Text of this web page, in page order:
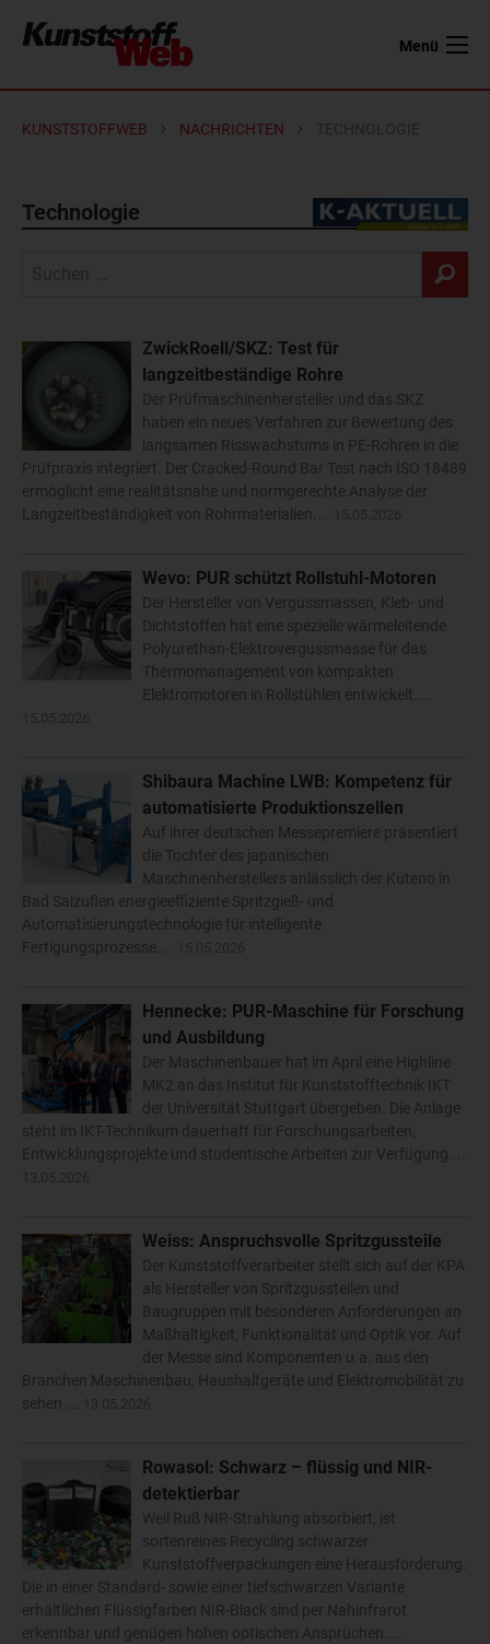
Menü
KUNSTSTOFFWEB NACHRICHTEN
Technologie
ZwickRoell/SKZ: Test für
langzeitbeständige Rohre
Der Prüfmaschinenhersteller und das SKZ
haben ein neues Verfahren zur Bewertung des
langsamen Risswachstums in PE-Rohren in die
Prüfpraxis integriert. Der Cracked-Round Bar Test nach ISO 18489
ermöglicht eine realitätsnahe und normgerechte Analyse der
Langzeitbeständigkeit von Rohrmaterialien....
Wevo: PUR schützt Rollstuhl-Motoren
Der Hersteller von Vergussmassen, Kleb- und
Dichtstoffen hat eine spezielle wärmeleitende
Polyurethan-Elektrovergussmasse für das
Thermomanagement von kompakten
Elektromotoren in Rollstühlen entwickelt....
Shibaura Machine LWB: Kompetenz für
automatisierte Produktionszellen
Auf ihrer deutschen Messepremiere präsentiert
die Tochter des japanischen
Maschinenherstellers anlässlich der Kuteno in
Bad Salzuflen energieeffiziente Spritzgieß- und
Automatisierungstechnologie für intelligente
Fertigungsprozesse....
Hennecke: PUR-Maschine für Forschung
und Ausbildung
Der Maschinenbauer hat im April eine Highline
MK2 an das Institut für Kunststofftechnik IKT
der Universität Stuttgart übergeben. Die Anlage
steht im IKT-Technikum dauerhaft für Forschungsarbeiten,
Entwicklungsprojekte und studentische Arbeiten zur Verfügung....
Weiss: Anspruchsvolle Spritzgussteile
Der Kunststoffverarbeiter stellt sich auf der KPA
als Hersteller von Spritzgussteilen und
Baugruppen mit besonderen Anforderungen an
Maßhaltigkeit, Funktionalität und Optik vor. Auf
der Messe sind Komponenten u.a. aus den
Branchen Maschinenbau, Haushaltgeräte und Elektromobilität zu
sehen....
Rowasol: Schwarz – flüssig und NIR-
detektierbar
Weil Ruß NIR-Strahlung absorbiert, ist
sortenreines Recycling schwarzer
Kunststoffverpackungen eine Herausforderung.
Die in einer Standard- sowie einer tiefschwarzen Variante
erhältlichen Flüssigfarben NIR-Black sind per Nahinfrarot
erkennbar und genügen hohen optischen Ansprüchen....